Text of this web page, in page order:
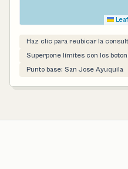
Haz clic para reubicar la
Superpone límites con los
Punto base: San Jose Ayuquila